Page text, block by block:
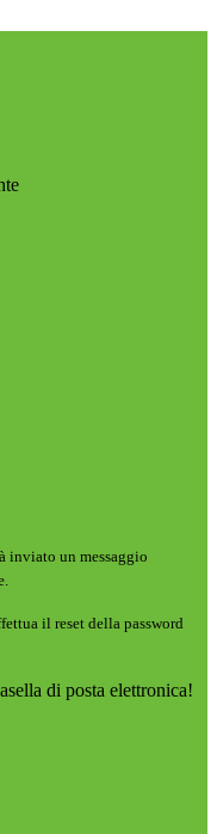
inviato un messaggio
il reset della password
di posta elettronica!